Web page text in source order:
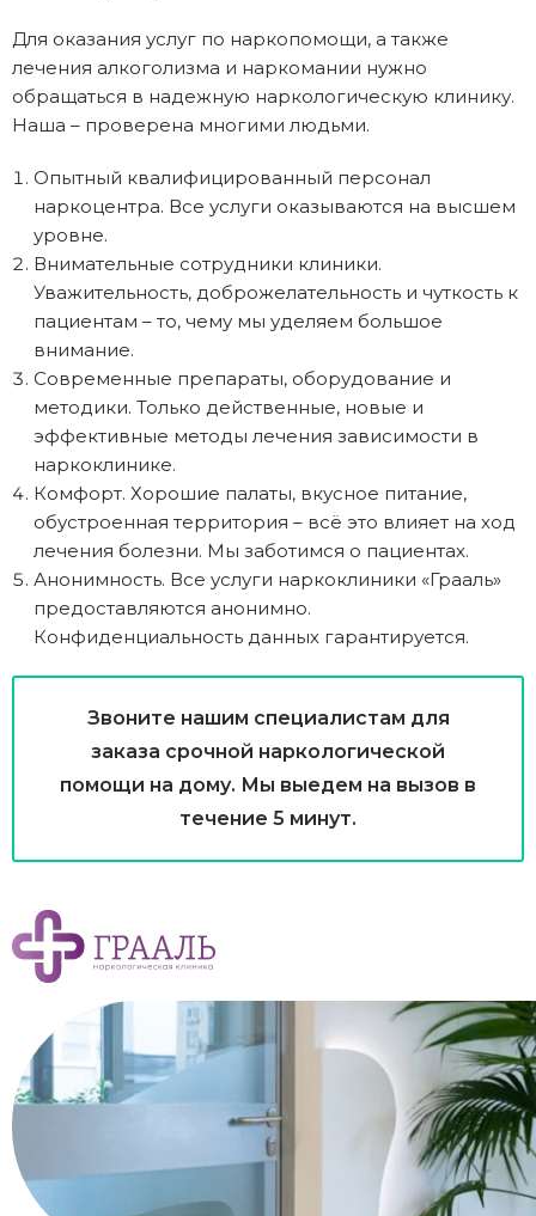
Для оказания услуг по наркопомощи, а также
лечения алкоголизма и наркомании нужно
обращаться в надежную наркологическую клинику.
Наша – проверена многими людьми.
Опытный квалифицированный персонал
наркоцентра. Все услуги оказываются на высшем
уровне.
Внимательные сотрудники клиники.
Уважительность, доброжелательность и чуткость к
пациентам – то, чему мы уделяем большое
внимание.
Современные препараты, оборудование и
методики. Только действенные, новые и
эффективные методы лечения зависимости в
наркоклинике.
Комфорт. Хорошие палаты, вкусное питание,
обустроенная территория – всё это влияет на ход
лечения болезни. Мы заботимся о пациентах.
Анонимность. Все услуги наркоклиники «Грааль»
предоставляются анонимно.
Конфиденциальность данных гарантируется.
Звоните нашим специалистам для
заказа срочной наркологической
помощи на дому. Мы выедем на вызов в
течение 5 минут.